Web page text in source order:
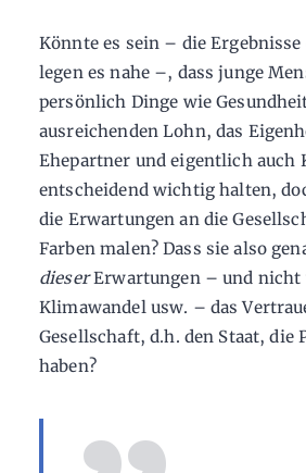
Könnte es sein – die
legen es nahe –, dass junge
persönlich Dinge wie
ausreichenden Lohn, das
Ehepartner und eigentlich auch
entscheidend wichtig halten,
die Erwartungen an die
Farben malen? Dass sie also
dieserErwartungen – und nicht
Klimawandel usw. – das
Gesellschaft, d.h. den Staat,
haben?